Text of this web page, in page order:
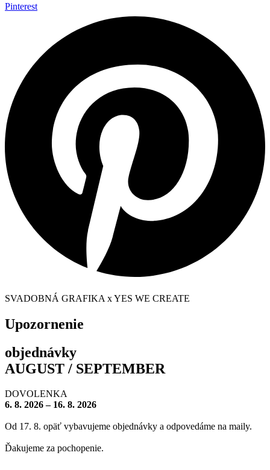
Pinterest
SVADOBNÁ GRAFIKA x YES WE CREATE
Upozornenie
objednávky
AUGUST / SEPTEMBER
DOVOLENKA
6. 8. 2026 – 16. 8. 2026
Od 17. 8. opäť vybavujeme objednávky a odpovedáme na maily.
Ďakujeme za pochopenie.